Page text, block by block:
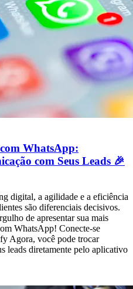
WhatsApp:
com Seus Leads 🎉
digital, a agilidade e a eficiência
são diferenciais decisivos.
de apresentar sua mais
WhatsApp! Conecte-se
Agora, você pode trocar
leads diretamente pelo aplicativo